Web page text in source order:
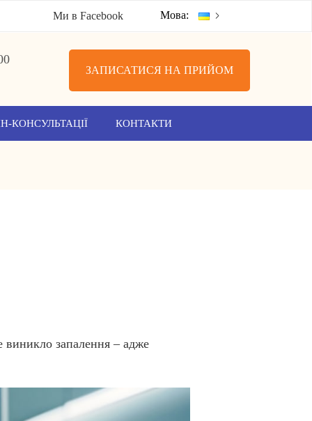
Ми в Facebook Мова:
ЗАПИСАТИСЯ НА ПРИЙОМ
КОНСУЛЬТАЦІЇ КОНТАКТИ
виникло запалення – адже